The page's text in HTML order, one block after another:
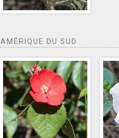
AMÉRIQUE DU SUD